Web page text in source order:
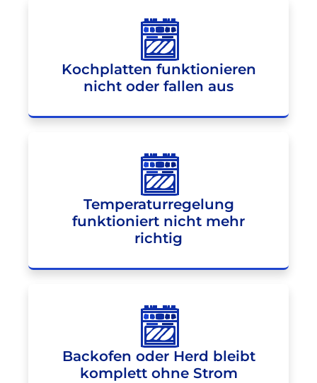
Kochplatten funktionieren
nicht oder fallen aus
Temperaturregelung
funktioniert nicht mehr
richtig
Backofen oder Herd bleibt
komplett ohne Strom